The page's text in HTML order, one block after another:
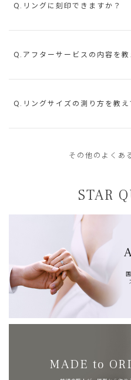
Q.リングに刻印できますか？
Q.アフターサービスの内容を教
Q.リングサイズの測り方を教え
その他のよくあ
STAR
MADE to